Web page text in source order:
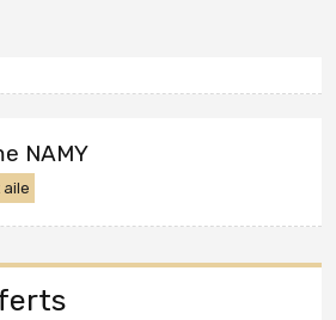
NAMY
aile